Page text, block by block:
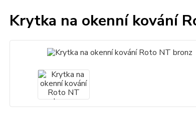
Krytka na okenní kování